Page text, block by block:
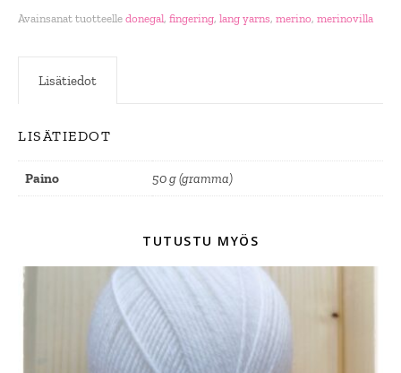
Avainsanat tuotteelle donegal, fingering, lang yarns, merino, merinovilla
Lisätiedot
LISÄTIEDOT
Paino 50 g (gramma)
TUTUSTU MYÖS